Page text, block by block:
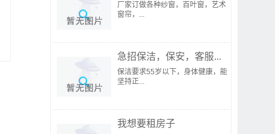
厂家订做各种纱窗，百叶窗，艺术
窗帘，...
急招保洁，保安，客服...
保洁要求55岁以下，身体健康，能
坚持正...
我想要租房子